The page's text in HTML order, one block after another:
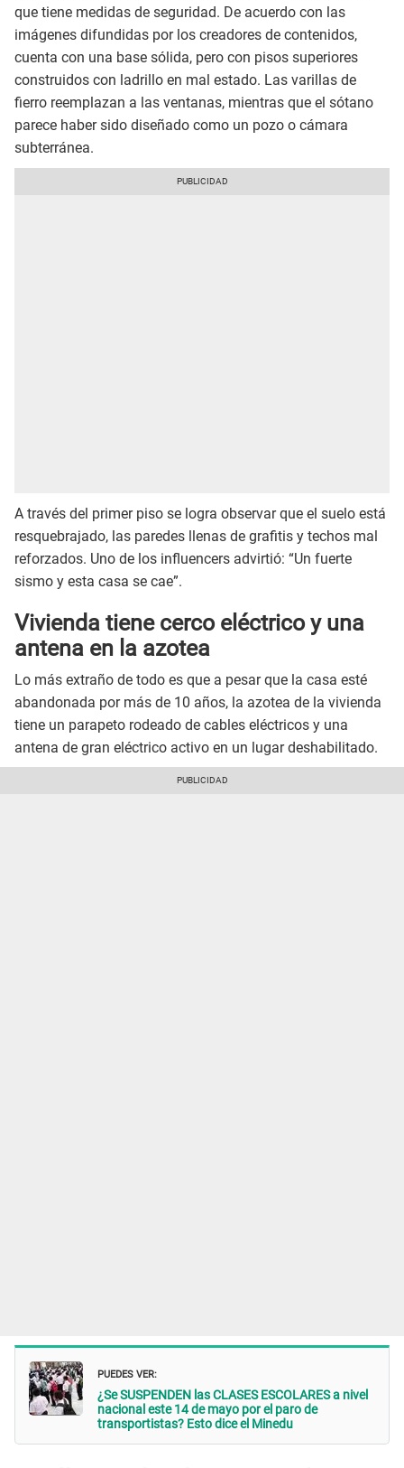
que tiene medidas de seguridad. De acuerdo con las
imágenes difundidas por los creadores de contenidos,
cuenta con una base sólida, pero con pisos superiores
construidos con ladrillo en mal estado. Las varillas de
fierro reemplazan a las ventanas, mientras que el sótano
parece haber sido diseñado como un pozo o cámara
subterránea.
A través del primer piso se logra observar que el suelo está
resquebrajado, las paredes llenas de grafitis y techos mal
reforzados. Uno de los influencers advirtió: “Un fuerte
sismo y esta casa se cae”.
Vivienda tiene cerco eléctrico y una
antena en la azotea
Lo más extraño de todo es que a pesar que la casa esté
abandonada por más de 10 años, la azotea de la vivienda
tiene un parapeto rodeado de cables eléctricos y una
antena de gran eléctrico activo en un lugar deshabilitado.
PUEDES VER:
¿Se SUSPENDEN las CLASES ESCOLARES a nivel
nacional este 14 de mayo por el paro de
transportistas? Esto dice el Minedu